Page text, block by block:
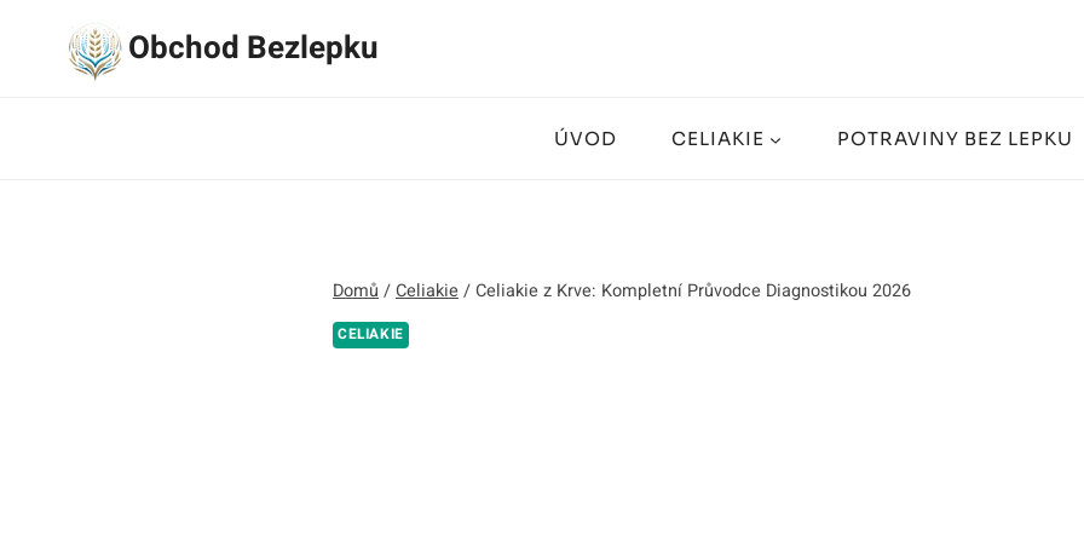
Obchod Bezlepku
ÚVOD CELIAKIE POTRAVINY BEZ LEPKU
Domů /Celiakie /Celiakie z Krve: Kompletní Průvodce Diagnostikou 2026
CELIAKIE